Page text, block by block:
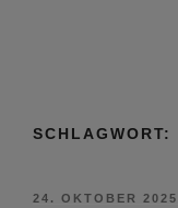
SCHLAGWORT:
VERÖFFENTLICHT
24. OKTOBER 2025